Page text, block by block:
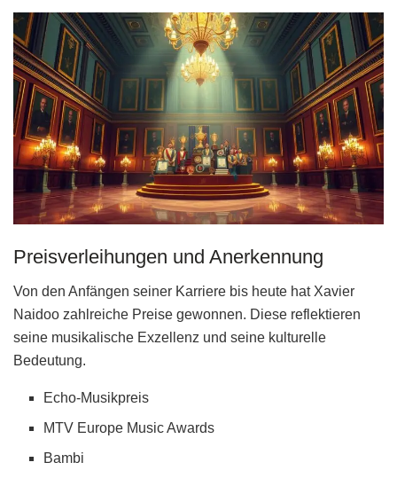
Preisverleihungen und Anerkennung
Von den Anfängen seiner Karriere bis heute hat Xavier
Naidoo zahlreiche Preise gewonnen. Diese reflektieren
seine musikalische Exzellenz und seine kulturelle
Bedeutung.
Echo-Musikpreis
MTV Europe Music Awards
Bambi